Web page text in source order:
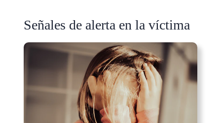
Señales de alerta en la víctima